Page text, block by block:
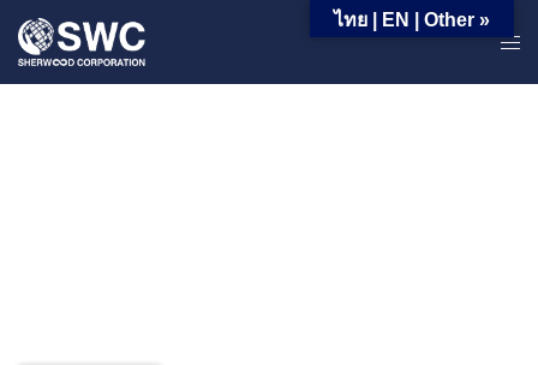
ความรู้ ไทย | EN | Other »